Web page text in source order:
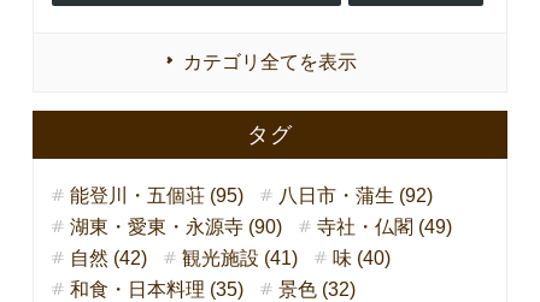
カテゴリ全てを表示
タグ
能登川・五個荘 (95)
八日市・蒲生 (92)
湖東・愛東・永源寺 (90)
寺社・仏閣 (49)
自然 (42)
観光施設 (41)
味 (40)
和食・日本料理 (35)
景色 (32)